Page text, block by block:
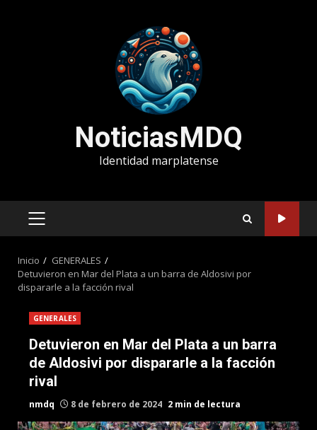
NoticiasMDQ
Identidad marplatense
MENÚ
Inicio
GENERALES
Detuvieron en Mar del Plata a un barra de Aldosivi por
dispararle a la facción rival
GENERALES
Detuvieron en Mar del Plata a un barra
de Aldosivi por dispararle a la facción
rival
nmdq 8 de febrero de 2024 2 min de lectura